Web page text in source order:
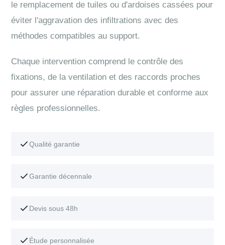
le remplacement de tuiles ou d'ardoises cassées pour
éviter l'aggravation des infiltrations avec des
méthodes compatibles au support.
Chaque intervention comprend le contrôle des
fixations, de la ventilation et des raccords proches
pour assurer une réparation durable et conforme aux
règles professionnelles.
Qualité garantie
Garantie décennale
Devis sous 48h
Étude personnalisée